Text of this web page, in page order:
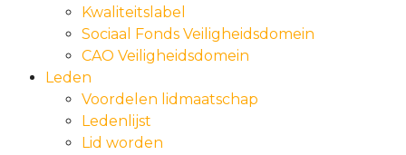
Kwaliteitslabel
Sociaal Fonds Veiligheidsdomein
CAO Veiligheidsdomein
Leden
Voordelen lidmaatschap
Ledenlijst
Lid worden